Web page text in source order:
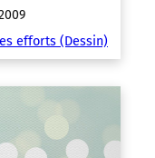
efforts (Dessin)